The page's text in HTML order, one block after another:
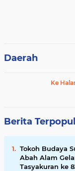
Daerah
Ke
Berita
Tokoh Budaya
Abah Alam
Tasyakuran ke